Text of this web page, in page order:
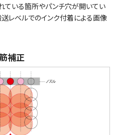
ている箇所やパンチ穴が開いてい
レベルでのインク付着による画像
補正